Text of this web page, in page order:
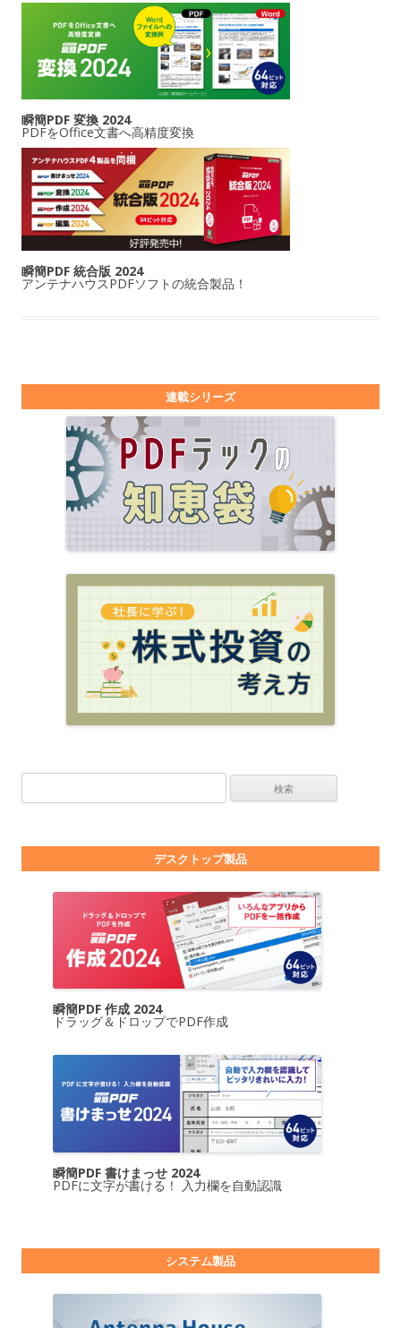
瞬簡PDF 変換 2024
PDFをOffice文書へ高精度変換
瞬簡PDF 統合版 2024
アンテナハウスPDFソフトの統合製品！
連載シリーズ
デスクトップ製品
瞬簡PDF 作成 2024
ドラッグ＆ドロップでPDF作成
瞬簡PDF 書けまっせ 2024
PDFに文字が書ける！ 入力欄を自動認識
システム製品